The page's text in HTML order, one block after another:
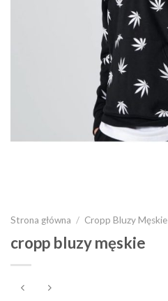
Strona główna / Cropp Bluzy Męskie
cropp bluzy męskie